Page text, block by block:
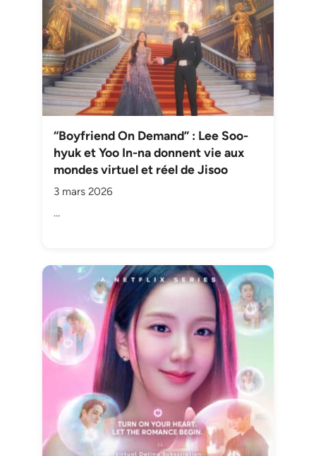
“Boyfriend On Demand” : Lee Soo-
hyuk et Yoo In-na donnent vie aux
mondes virtuel et réel de Jisoo
3 mars 2026
…